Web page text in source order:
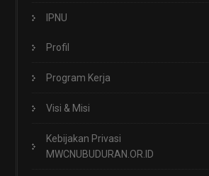
IPNU
Profil
Program Kerja
Visi & Misi
Kebijakan Privasi
MWCNUBUDURAN.OR.ID